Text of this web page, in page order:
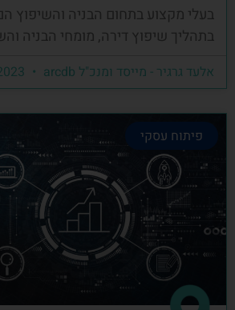
בעלי מקצוע בתחום הבניה והשיפוץ
בתהליך שיפוץ דירה, מומחי הבניה
אלעד גרגיר - מייסד ומנכ"ל arcdb
פיתוח עסקי